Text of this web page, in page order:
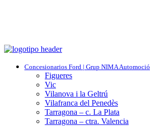
Concesionarios Ford | Grup NIMA Automoció
Figueres
Vic
Vilanova i la Geltrú
Vilafranca del Penedès
Tarragona – c. La Plata
Tarragona – ctra. Valencia